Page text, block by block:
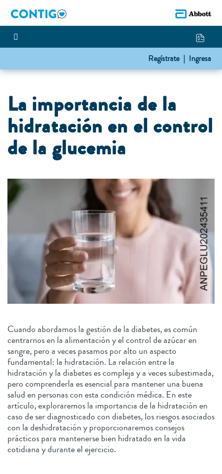
Regístrate | Ingresa
La importancia de la
hidratación en el control
de la glucemia
Cuando abordamos la gestión de la diabetes, es común
centrarnos en la alimentación y el control de azúcar en
sangre, pero a veces pasamos por alto un aspecto
fundamental: la hidratación. La relación entre la
hidratación y la diabetes es compleja y a veces subestimada,
pero comprenderla es esencial para mantener una buena
salud en personas con esta condición médica. En este
artículo, exploraremos la importancia de la hidratación en
caso de ser diagnosticado con diabetes, los riesgos asociados
con la deshidratación y proporcionaremos consejos
prácticos para mantenerse bien hidratado en la vida
cotidiana y durante el ejercicio.